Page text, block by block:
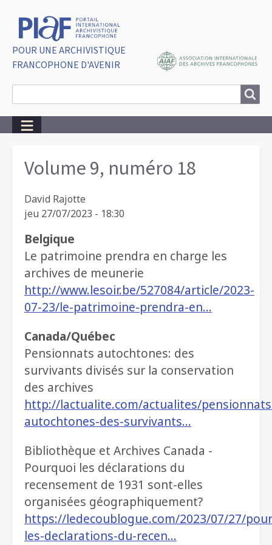
POUR UNE ARCHIVISTIQUE
FRANCOPHONE D'AVENIR
Volume 9, numéro 18
David Rajotte
jeu 27/07/2023 - 18:30
Belgique
Le patrimoine prendra en charge les
archives de meunerie
http://www.lesoir.be/527084/article/2023-
07-23/le-patrimoine-prendra-en…
Canada/Québec
Pensionnats autochtones: des
survivants divisés sur la conservation
des archives
http://lactualite.com/actualites/
autochtones-des-survivants…
Bibliothèque et Archives Canada -
Pourquoi les déclarations du
recensement de 1931 sont-elles
organisées géographiquement?
https://ledecoublogue.com/2023/07/27/
les-declarations-du-recen…